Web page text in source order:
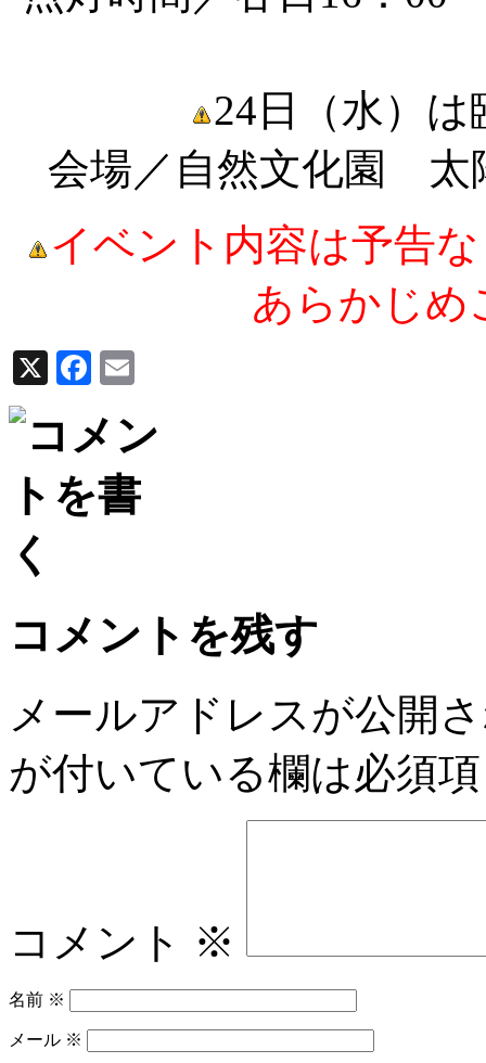
24日（水）は
会場／自然文化園 太
イベント内容は予告
あらかじめ
X Facebook
コメントを残す
メールアドレスが公開
が付いている欄は必須
コメント ※
名前 ※
メール ※